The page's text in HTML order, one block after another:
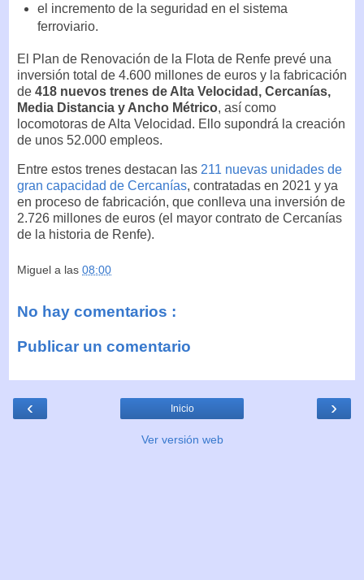
el incremento de la seguridad en el sistema
ferroviario.
El Plan de Renovación de la Flota de Renfe prevé una
inversión total de 4.600 millones de euros y la fabricación
de 418 nuevos trenes de Alta Velocidad, Cercanías,
Media Distancia y Ancho Métrico, así como
locomotoras de Alta Velocidad. Ello supondrá la creación
de unos 52.000 empleos.
Entre estos trenes destacan las 211 nuevas unidades de
gran capacidad de Cercanías, contratadas en 2021 y ya
en proceso de fabricación, que conlleva una inversión de
2.726 millones de euros (el mayor contrato de Cercanías
de la historia de Renfe).
Miguel a las 08:00
No hay comentarios :
Publicar un comentario
‹ ›
Inicio
Ver versión web